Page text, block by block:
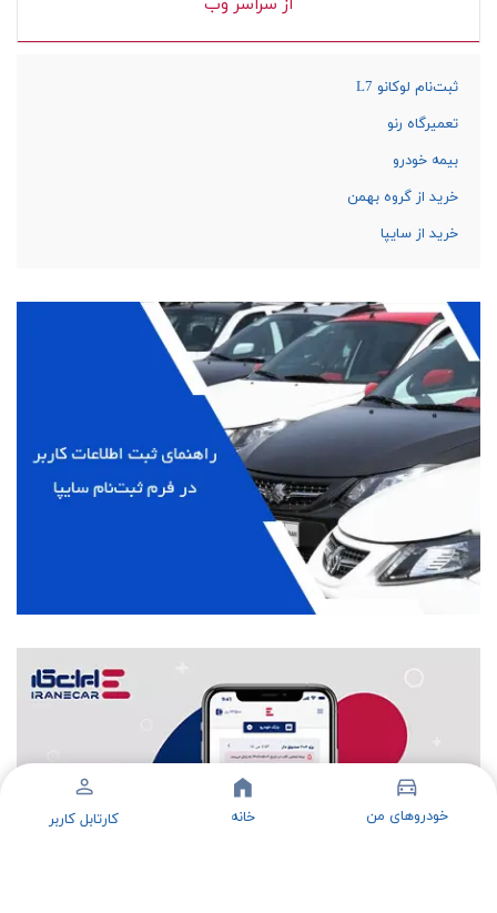
از سراسر وب
ثبت‌نام لوکانو L7
تعمیرگاه رنو
بیمه خودرو
خرید از گروه بهمن
خرید از سایپا
خودروهای من خانه کارتابل کاربر